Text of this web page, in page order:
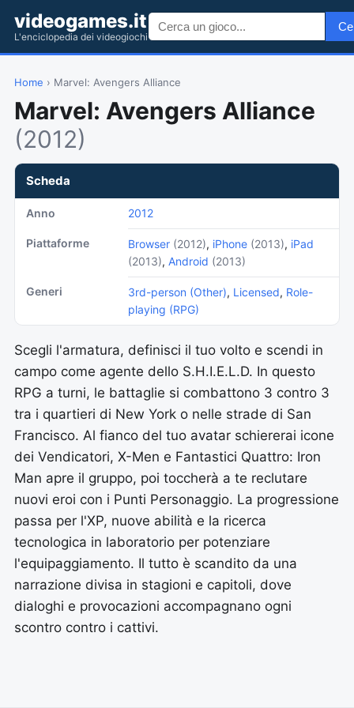
videogames.it
L'enciclopedia dei videogiochi
Home › Marvel: Avengers Alliance
Marvel: Avengers Alliance
(2012)
Scheda
Anno 2012
Piattaforme Browser (2012), iPhone (2013), iPad
(2013), Android (2013)
Generi 3rd-person (Other), Licensed, Role-
playing (RPG)
Scegli l'armatura, definisci il tuo volto e scendi in
campo come agente dello S.H.I.E.L.D. In questo
RPG a turni, le battaglie si combattono 3 contro 3
tra i quartieri di New York o nelle strade di San
Francisco. Al fianco del tuo avatar schiererai icone
dei Vendicatori, X-Men e Fantastici Quattro: Iron
Man apre il gruppo, poi toccherà a te reclutare
nuovi eroi con i Punti Personaggio. La progressione
passa per l'XP, nuove abilità e la ricerca
tecnologica in laboratorio per potenziare
l'equipaggiamento. Il tutto è scandito da una
narrazione divisa in stagioni e capitoli, dove
dialoghi e provocazioni accompagnano ogni
scontro contro i cattivi.